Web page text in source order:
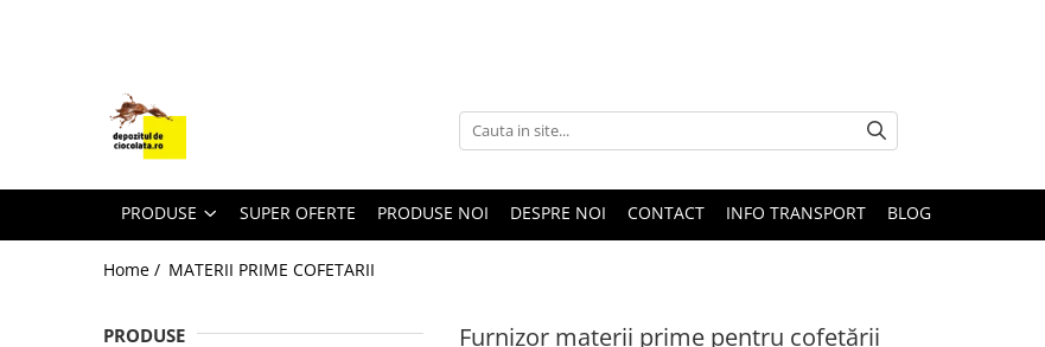
COLORANTI ALIMENTARI
GLAZURI, UMPLUTURI, CREME
USTENSILE SI FORME SILICON
PRODUSE SUPER OFERTE PRODUSE NOI DESPRE NOI CONTACT INFO TRANSPORT BLOG
Home / MATERII PRIME COFETARII
Furnizor materii prime pentru cofetării
PRODUSE